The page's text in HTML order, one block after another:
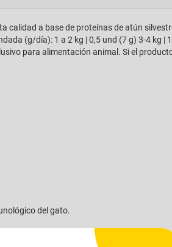
calidad a base de proteínas de atún
(g/día): 1 a 2 kg | 0,5 und (7 g) 3-4 kg |
para alimentación animal. Si el
del gato.